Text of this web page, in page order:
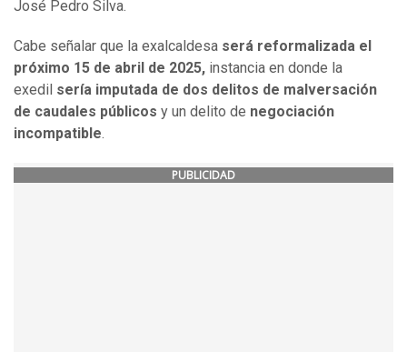
José Pedro Silva.
Cabe señalar que la exalcaldesa será reformalizada el
próximo 15 de abril de 2025, instancia en donde la
exedil sería imputada de dos delitos de malversación
de caudales públicos y un delito de negociación
incompatible.
PUBLICIDAD